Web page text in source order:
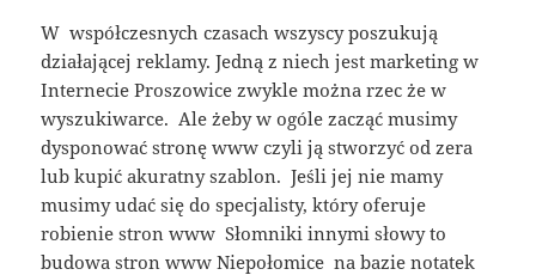
W współczesnych czasach wszyscy poszukują
działającej reklamy. Jedną z niech jest marketing w
Internecie Proszowice zwykle można rzec że w
wyszukiwarce. Ale żeby w ogóle zacząć musimy
dysponować stronę www czyli ją stworzyć od zera
lub kupić akuratny szablon. Jeśli jej nie mamy
musimy udać się do specjalisty, który oferuje
robienie stron www Słomniki innymi słowy to
budowa stron www Niepołomice na bazie notatek